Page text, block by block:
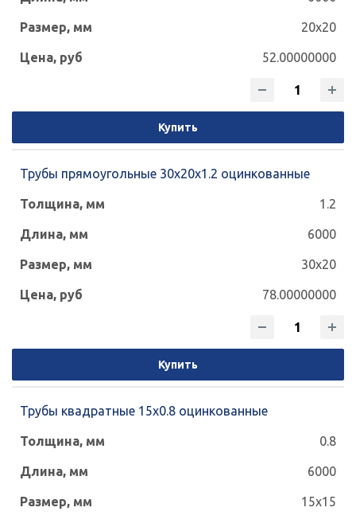
20x20
52.00000000
Купить
Трубы прямоугольные 30х20х1.2 оцинкованные
1.2
6000
30x20
78.00000000
Купить
Трубы квадратные 15х0.8 оцинкованные
0.8
6000
15x15